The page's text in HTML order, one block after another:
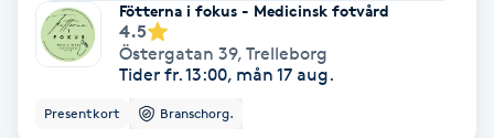
Skägg
Skäggfärgning
Fötterna i fokus - Medicinsk fotvård
4.5
Östergatan 39, Trelleborg
Tider fr. 13:00, mån 17 aug.
Presentkort Branschorg.